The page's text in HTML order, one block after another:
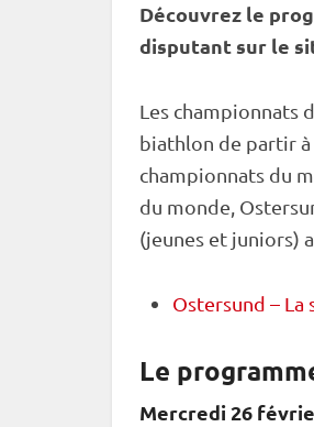
Découvrez le
disputant sur le
Les championnats
biathlon de partir à
championnats du
du monde
(jeunes et juniors)
Ostersund –
Le
Mercredi 26